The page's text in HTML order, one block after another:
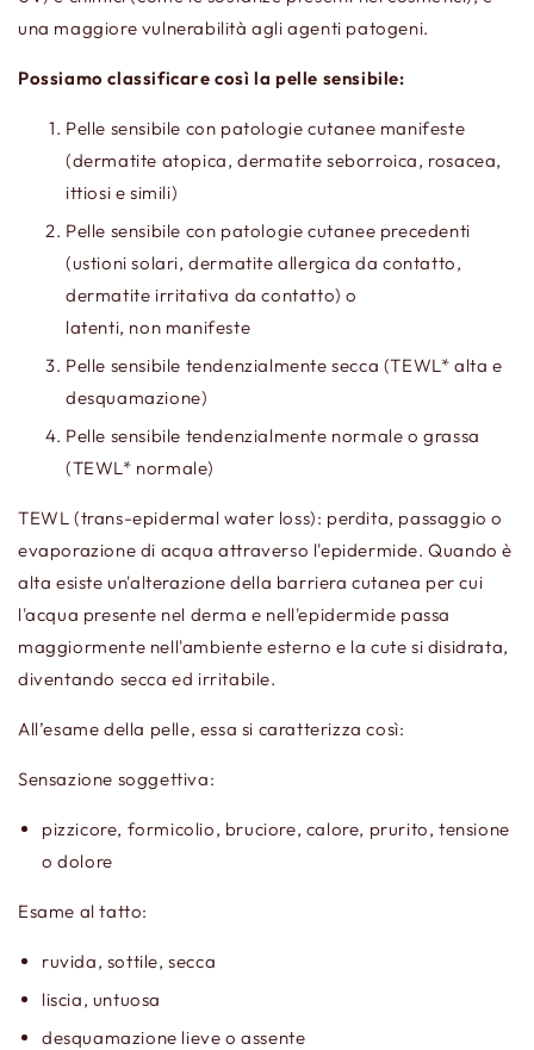
una maggiore vulnerabilità agli agenti patogeni.
Possiamo classificare così la pelle sensibile:
Pelle sensibile con patologie cutanee manifeste
(dermatite atopica, dermatite seborroica, rosacea,
ittiosi e simili)
Pelle sensibile con patologie cutanee precedenti
(ustioni solari, dermatite allergica da contatto,
dermatite irritativa da contatto) o
latenti, non manifeste
Pelle sensibile tendenzialmente secca (TEWL* alta e
desquamazione)
Pelle sensibile tendenzialmente normale o grassa
(TEWL* normale)
TEWL (trans-epidermal water loss): perdita, passaggio o
evaporazione di acqua attraverso l'epidermide. Quando è
alta esiste un'alterazione della barriera cutanea per cui
l'acqua presente nel derma e nell'epidermide passa
maggiormente nell'ambiente esterno e la cute si disidrata,
diventando secca ed irritabile.
All’esame della pelle, essa si caratterizza così:
Sensazione soggettiva:
pizzicore, formicolio, bruciore, calore, prurito, tensione
o dolore
Esame al tatto:
ruvida, sottile, secca
liscia, untuosa
desquamazione lieve o assente